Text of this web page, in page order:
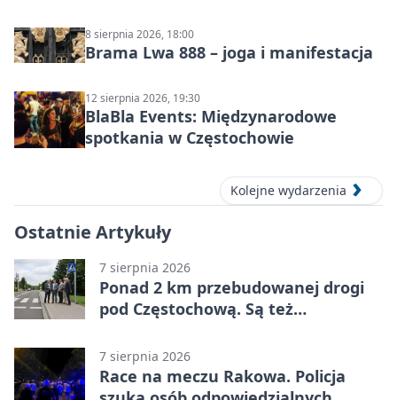
8 sierpnia 2026, 18:00
Brama Lwa 888 – joga i manifestacja
12 sierpnia 2026, 19:30
BlaBla Events: Międzynarodowe
spotkania w Częstochowie
Kolejne wydarzenia
Ostatnie Artykuły
7 sierpnia 2026
Ponad 2 km przebudowanej drogi
pod Częstochową. Są też
7 sierpnia 2026
Race na meczu Rakowa. Policja